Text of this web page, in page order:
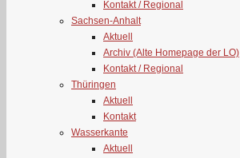
Kontakt / Regional
Sachsen-Anhalt
Aktuell
Archiv (Alte Homepage der LO)
Kontakt / Regional
Thüringen
Aktuell
Kontakt
Wasserkante
Aktuell